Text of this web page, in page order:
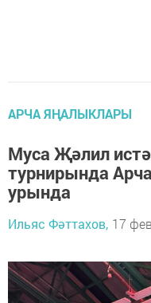
АРЧА ЯҢАЛЫКЛАРЫ
Муса Җәлил
турнирында
урында
Ильяс Фәттахов, 17